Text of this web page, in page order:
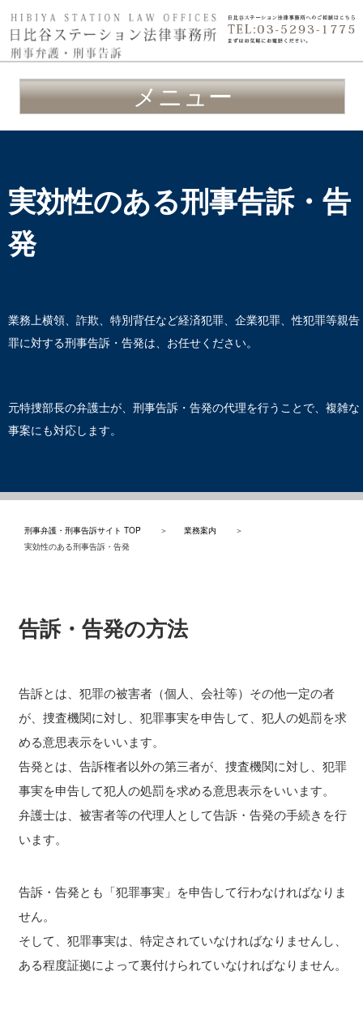
メニュー
実効性のある刑事告訴・告
発
業務上横領、詐欺、特別背任など経済犯罪、企業犯罪、性犯罪等親告
罪に対する刑事告訴・告発は、お任せください。
元特捜部長の弁護士が、刑事告訴・告発の代理を行うことで、複雑な
事案にも対応します。
刑事弁護・刑事告訴サイト TOP ＞ 業務案内
＞
実効性のある刑事告訴・告発
告訴・告発の方法
告訴とは、犯罪の被害者（個人、会社等）その他一定の者
が、捜査機関に対し、犯罪事実を申告して、犯人の処罰を求
める意思表示をいいます。
告発とは、告訴権者以外の第三者が、捜査機関に対し、犯罪
事実を申告して犯人の処罰を求める意思表示をいいます。
弁護士は、被害者等の代理人として告訴・告発の手続きを行
います。
告訴・告発とも「犯罪事実」を申告して行わなければなりま
せん。
そして、犯罪事実は、特定されていなければなりませんし、
ある程度証拠によって裏付けられていなければなりません。